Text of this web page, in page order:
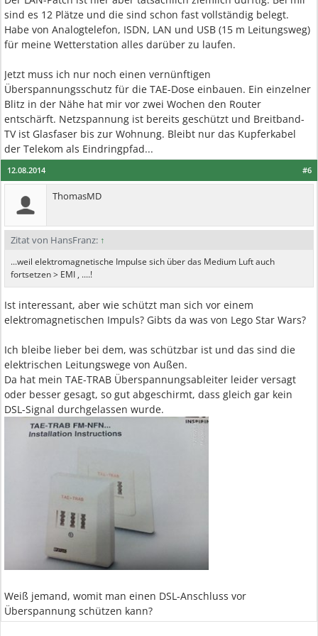
sind es 12 Plätze und die sind schon fast vollständig belegt.
Habe von Analogtelefon, ISDN, LAN und USB (15 m Leitungsweg)
für meine Wetterstation alles darüber zu laufen.
Jetzt muss ich nur noch einen vernünftigen
Überspannungsschutz für die TAE-Dose einbauen. Ein einzelner
Blitz in der Nähe hat mir vor zwei Wochen den Router
entschärft. Netzspannung ist bereits geschützt und Breitband-
TV ist Glasfaser bis zur Wohnung. Bleibt nur das Kupferkabel
der Telekom als Eindringpfad...
#6
12.08.2014
ThomasMD
Zitat von HansFranz: ↑
...weil elektromagnetische Impulse sich über das Medium Luft auch
fortsetzen > EMI , ....!
Ist interessant, aber wie schützt man sich vor einem
elektromagnetischen Impuls? Gibts da was von Lego Star Wars?
Ich bleibe lieber bei dem, was schützbar ist und das sind die
elektrischen Leitungswege von Außen.
Da hat mein TAE-TRAB Überspannungsableiter leider versagt
oder besser gesagt, so gut abgeschirmt, dass gleich gar kein
DSL-Signal durchgelassen wurde.
Weiß jemand, womit man einen DSL-Anschluss vor
Überspannung schützen kann?